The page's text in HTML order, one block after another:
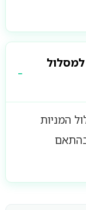
המניות